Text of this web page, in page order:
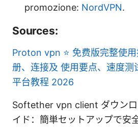
promozione: NordVPN.
Sources:
Proton vpn ⭐ 免费版完整使
册、连接及 使用要点、速度测
平台教程 2026
Softether vpn client ダウンロ
イド：簡単セットアップで安